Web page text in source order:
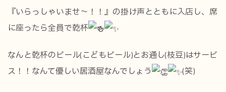
『いらっしゃいませ～！！』の掛け声とともに入店し、席
に座ったら全員で乾杯
なんと乾杯のビール(こどもビール)とお通し(枝豆)はサービ
ス！！なんて優しい居酒屋なんでしょう
(笑)